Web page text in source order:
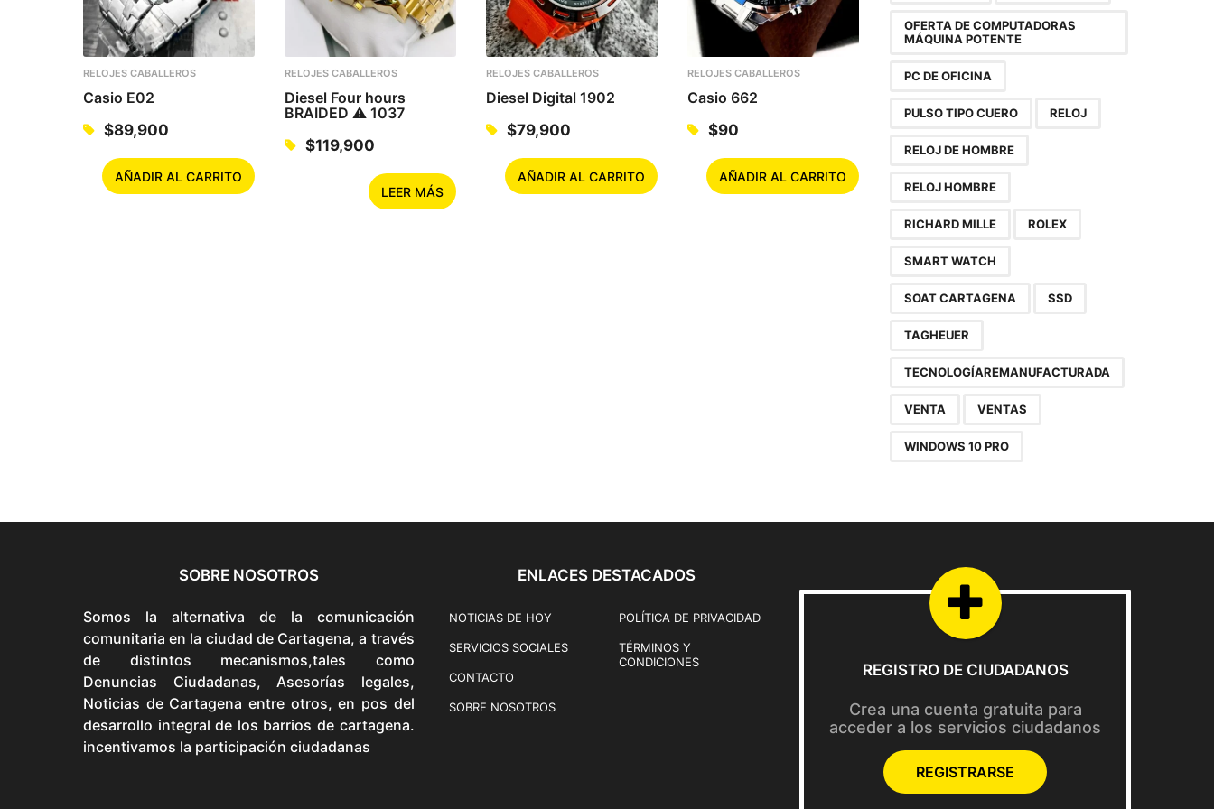
RELOJES CABALLEROS
Casio E02
$89,900
AÑADIR AL CARRITO
RELOJES CABALLEROS
Diesel Four hours
BRAIDED ⚠️ 1037
$119,900
LEER MÁS
RELOJES CABALLEROS
Diesel Digital 1902
$79,900
AÑADIR AL CARRITO
RELOJES CABALLEROS
Casio 662
$90
AÑADIR AL CARRITO
OFERTA DE COMPUTADORAS
MÁQUINA POTENTE
PC DE OFICINA
PULSO TIPO CUERO RELOJ
RELOJ DE HOMBRE
RELOJ HOMBRE
RICHARD MILLE ROLEX
SMART WATCH
SOAT CARTAGENA SSD
TAGHEUER
TECNOLOGÍAREMANUFACTURADA
VENTA VENTAS
WINDOWS 10 PRO
SOBRE NOSOTROS
Somos la alternativa de la comunicación
comunitaria en la ciudad de Cartagena, a través
de distintos mecanismos,tales como
Denuncias Ciudadanas, Asesorías legales,
Noticias de Cartagena entre otros, en pos del
desarrollo integral de los barrios de cartagena.
incentivamos la participación ciudadanas
ENLACES DESTACADOS
NOTICIAS DE HOY
SERVICIOS SOCIALES
CONTACTO
SOBRE NOSOTROS
POLÍTICA DE PRIVACIDAD
TÉRMINOS Y
CONDICIONES
REGISTRO DE CIUDADANOS
Crea una cuenta gratuita para
acceder a los servicios ciudadanos
REGISTRARSE